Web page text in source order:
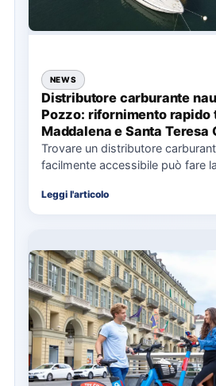
NEWS
Distributore carburante
Pozzo: rifornimento rapido
Maddalena e Santa Teresa
Trovare un distributore
facilmente accessibile può fare
soprattutto…
Leggi l'articolo